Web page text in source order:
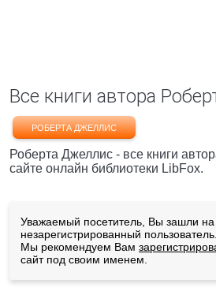
Все книги автора
РОБЕРТА ДЖЕЛЛИС
Роберта Джеллис - все книги
сайте онлайн библиотеки LibFox.
Уважаемый посетитель, Вы зашли на
незарегистрированный пользователь.
Мы рекомендуем Вам
сайт под своим именем.